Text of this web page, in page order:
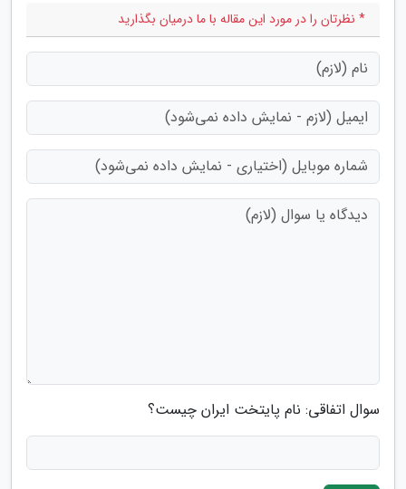
* نظرتان را در مورد این مقاله با ما درمیان بگذارید
سوال اتفاقی: نام پایتخت ایران چیست؟